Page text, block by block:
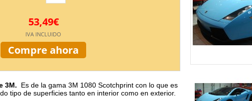
53,49€
IVA INCLUIDO
Compre ahora
3M.
Es de la gama 3M 1080 Scotchprint con lo que es
tipo de superficies tanto en interior como en exterior.